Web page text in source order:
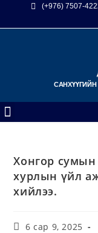
(+976) 7507-
Хонгор
хурлын үйл
хийлээ.
6 сар 9, 2025